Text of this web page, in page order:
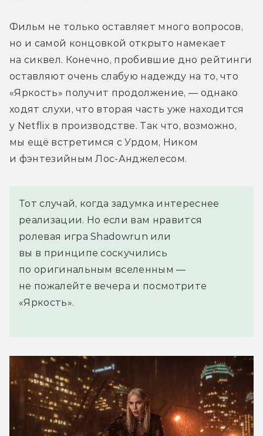
Фильм не только оставляет много вопросов,
но и самой концовкой открыто намекает
на сиквел. Конечно, пробившие дно рейтинги
оставляют очень слабую надежду на то, что
«Яркость» получит продолжение, — однако
ходят слухи, что вторая часть уже находится
у Netflix в производстве. Так что, возможно,
мы ещё встретимся с Урдом, Ником
и фэнтезийным Лос-Анджелесом.
Тот случай, когда задумка интереснее
реализации. Но если вам нравится
ролевая игра Shadowrun или
вы в принципе соскучились
по оригинальным вселенным —
не пожалейте вечера и посмотрите
«Яркость».